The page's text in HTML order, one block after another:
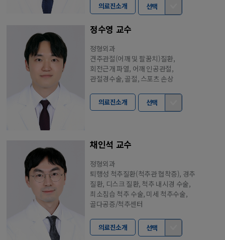
의료진소개 선택
정수영 교수
정형외과
견주관절(어깨 및 팔꿈치)질환,
회전근개 파열, 어깨 인공관절,
관절경수술, 골절, 스포츠 손상
의료진소개 선택
채인석 교수
정형외과
퇴행성 척추질환(척추관 협착증), 경추
질환, 디스크 질환, 척추 내시경 수술,
최소침습 척추 수술, 미세 척추수술,
골다공증/척추센터
의료진소개 선택